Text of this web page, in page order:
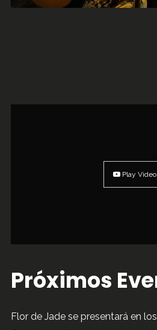
Play Video
Próximos
Flor de Jade se presentará en